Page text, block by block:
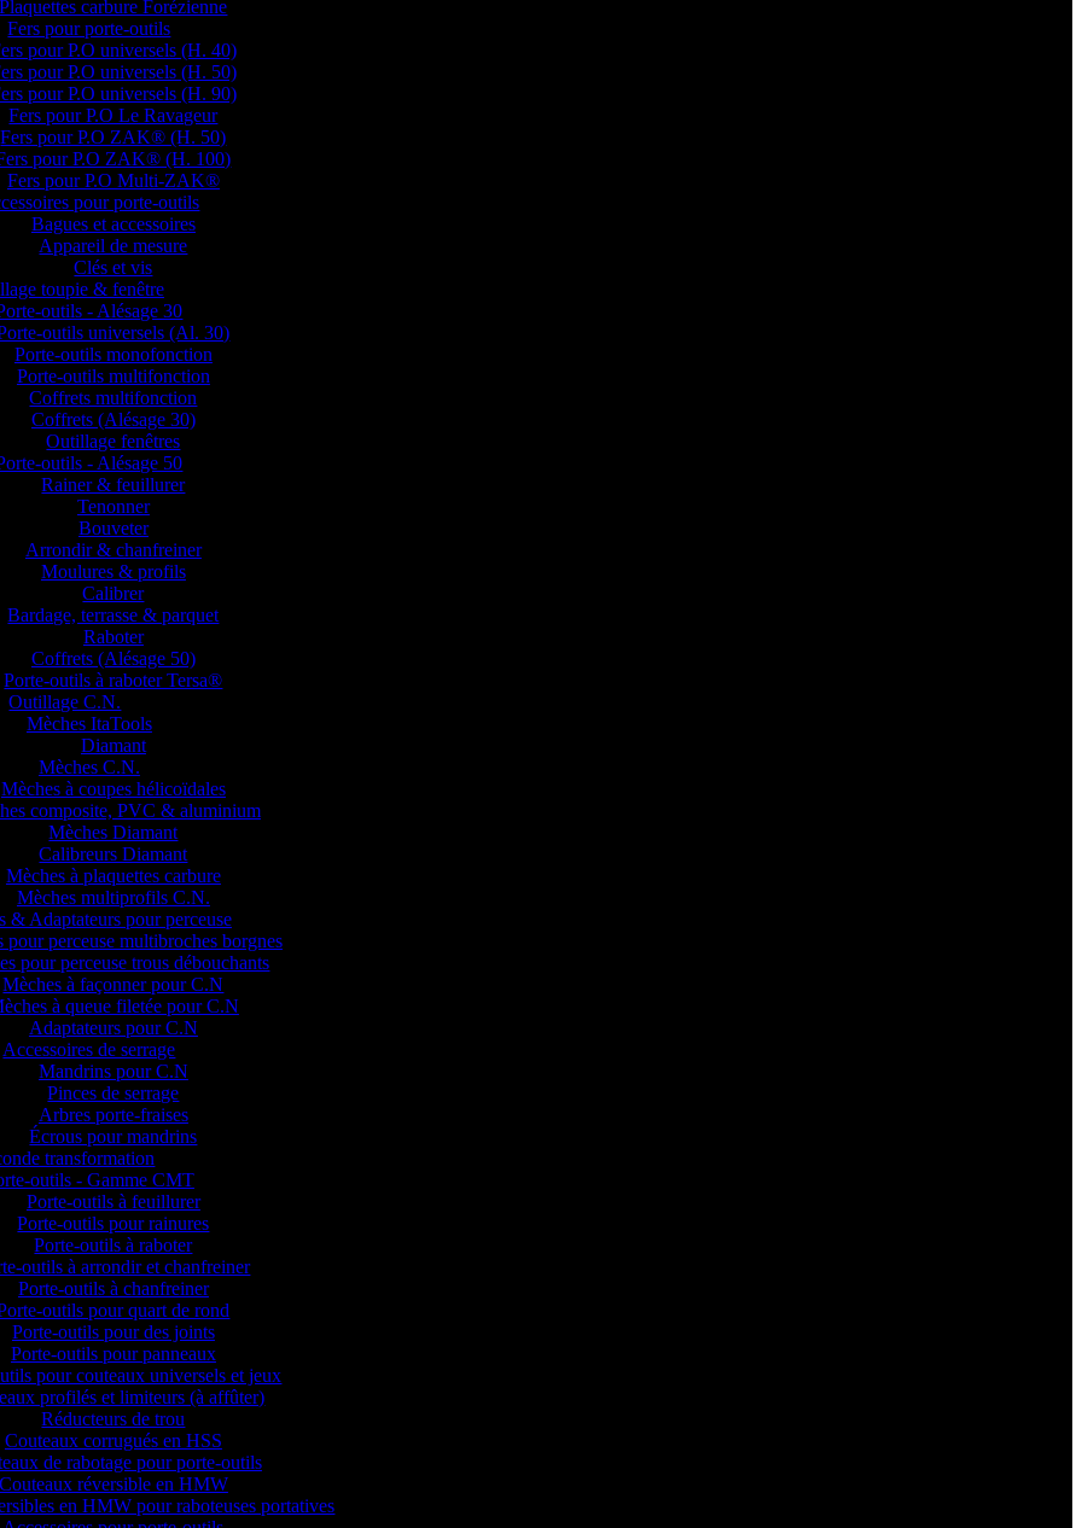
Plaquettes carbure Forézienne
Fers pour porte-outils
pour P.O universels (H. 40)
pour P.O universels (H. 50)
pour P.O universels (H. 90)
Fers pour P.O Le Ravageur
Fers pour P.O ZAK® (H. 50)
pour P.O ZAK® (H. 100)
Fers pour P.O Multi-ZAK®
pour porte-outils
Bagues et accessoires
Appareil de mesure
Clés et vis
toupie & fenêtre
outils - Alésage 30
outils universels (Al. 30)
Porte-outils monofonction
Porte-outils multifonction
Coffrets multifonction
Coffrets (Alésage 30)
Outillage fenêtres
outils - Alésage 50
Rainer & feuillurer
Tenonner
Bouveter
Arrondir & chanfreiner
Moulures & profils
Calibrer
Bardage, terrasse & parquet
Raboter
Coffrets (Alésage 50)
Porte-outils à raboter Tersa®
Outillage C.N.
Mèches ItaTools
Diamant
Mèches C.N.
Mèches à coupes hélicoïdales
composite, PVC & aluminium
Mèches Diamant
Calibreurs Diamant
Mèches à plaquettes carbure
Mèches multiprofils C.N.
& Adaptateurs pour perceuse
pour perceuse multibroches borgnes
pour perceuse trous débouchants
Mèches à façonner pour C.N
à queue filetée pour C.N
Adaptateurs pour C.N
Accessoires de serrage
Mandrins pour C.N
Pinces de serrage
Arbres porte-fraises
Écrous pour mandrins
transformation
outils - Gamme CMT
Porte-outils à feuillurer
Porte-outils pour rainures
Porte-outils à raboter
outils à arrondir et chanfreiner
Porte-outils à chanfreiner
outils pour quart de rond
Porte-outils pour des joints
Porte-outils pour panneaux
pour couteaux universels et jeux
profilés et limiteurs (à affûter)
Réducteurs de trou
Couteaux corrugués en HSS
de rabotage pour porte-outils
Couteaux réversible en HMW
en HMW pour raboteuses portatives